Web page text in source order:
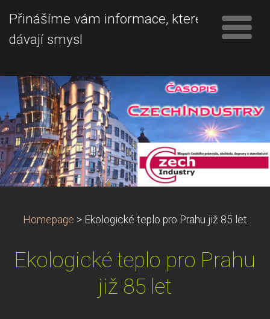
Přinášíme vám informace, které
dávají smysl
Homepage > Ekologické teplo pro Prahu již 85 let
Ekologické teplo pro Prahu
již 85 let